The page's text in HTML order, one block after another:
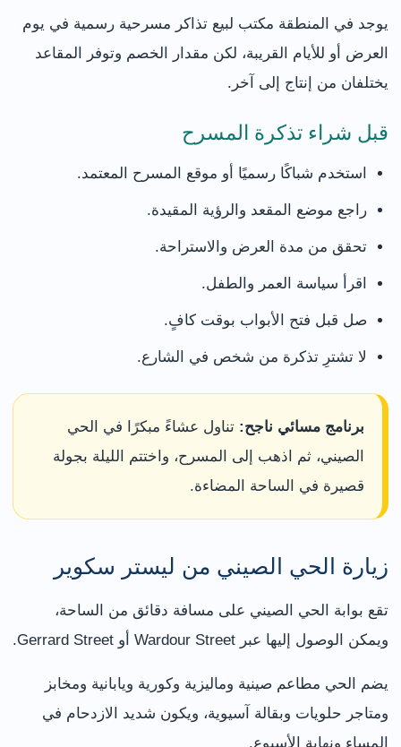
يوجد في المنطقة مكتب لبيع تذاكر مسرحية رسمية في يوم
العرض أو للأيام القريبة، لكن مقدار الخصم وتوفر المقاعد
يختلفان من إنتاج إلى آخر.
قبل شراء تذكرة المسرح
استخدم شباكًا رسميًا أو موقع المسرح المعتمد.
راجع موضع المقعد والرؤية المقيدة.
تحقق من مدة العرض والاستراحة.
اقرأ سياسة العمر والطفل.
صل قبل فتح الأبواب بوقت كافٍ.
لا تشترِ تذكرة من شخص في الشارع.
برنامج مسائي ناجح: تناول عشاءً مبكرًا في الحي
الصيني، ثم اذهب إلى المسرح، واختتم الليلة بجولة
قصيرة في الساحة المضاءة.
زيارة الحي الصيني من ليستر سكوير
تقع بوابة الحي الصيني على مسافة دقائق من الساحة،
ويمكن الوصول إليها عبر Wardour Street أو Gerrard Street.
يضم الحي مطاعم صينية وماليزية وكورية ويابانية ومخابز
ومتاجر حلويات وبقالة آسيوية، ويكون شديد الازدحام في
المساء ونهاية الأسبوع.